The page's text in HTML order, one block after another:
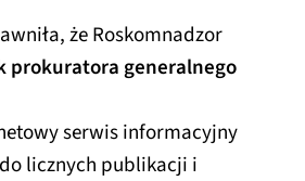
że Roskomnadzor
prokuratora generalnego
serwis informacyjny
licznych publikacji i